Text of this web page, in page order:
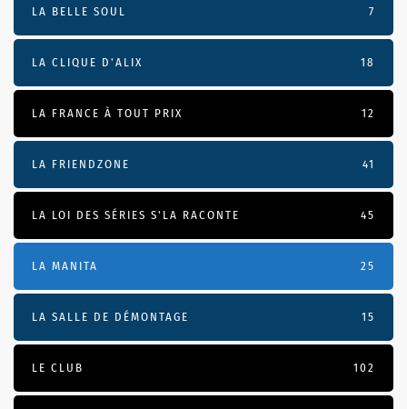
LA BELLE SOUL 7
LA CLIQUE D'ALIX 18
LA FRANCE À TOUT PRIX 12
LA FRIENDZONE 41
LA LOI DES SÉRIES S'LA RACONTE 45
LA MANITA 25
LA SALLE DE DÉMONTAGE 15
LE CLUB 102